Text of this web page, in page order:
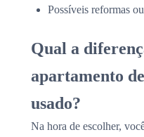
Possíveis reformas
Qual a
apartamento
usado?
Na hora de escolher,